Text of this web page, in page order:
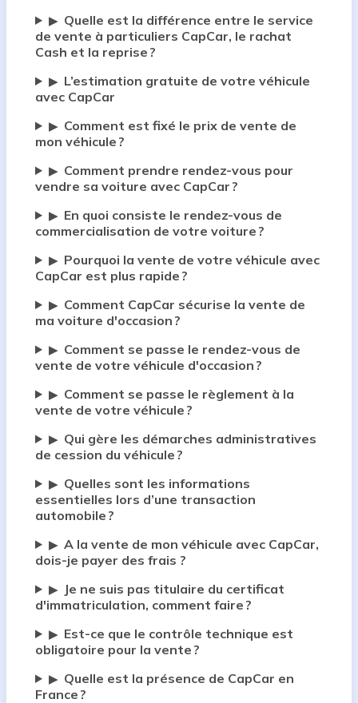
▶ Quelle est la différence entre le service
de vente à particuliers CapCar, le rachat
Cash et la reprise ?
▶ L’estimation gratuite de votre véhicule
avec CapCar
▶ Comment est fixé le prix de vente de
mon véhicule ?
▶ Comment prendre rendez-vous pour
vendre sa voiture avec CapCar ?
▶ En quoi consiste le rendez-vous de
commercialisation de votre voiture ?
▶ Pourquoi la vente de votre véhicule avec
CapCar est plus rapide ?
▶ Comment CapCar sécurise la vente de
ma voiture d'occasion ?
▶ Comment se passe le rendez-vous de
vente de votre véhicule d'occasion ?
▶ Comment se passe le règlement à la
vente de votre véhicule ?
▶ Qui gère les démarches administratives
de cession du véhicule ?
▶ Quelles sont les informations
essentielles lors d’une transaction
automobile ?
▶ A la vente de mon véhicule avec CapCar,
dois-je payer des frais ?
▶
Je ne suis pas titulaire du certificat
d'immatriculation, comment faire ?
▶ Est-ce que le contrôle technique est
obligatoire pour la vente ?
▶ Quelle est la présence de CapCar en
France ?